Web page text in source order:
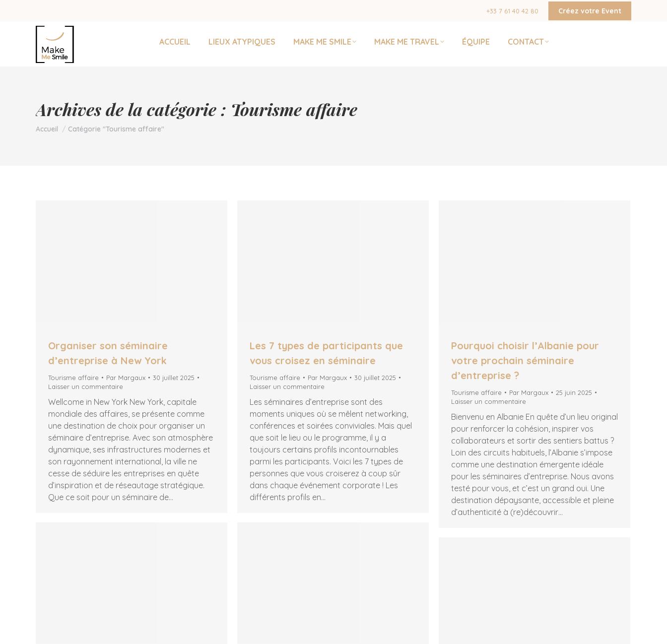
+33 7 61 40 42 80 Créez votre Event
ACCUEIL LIEUX ATYPIQUES MAKE ME SMILE MAKE ME TRAVEL ÉQUIPE CONTACT
Archives de la catégorie : Tourisme affaire
Vous êtes ici :
Accueil Catégorie "Tourisme affaire"
Organiser son séminaire
d’entreprise à New York
Tourisme affaire Par Margaux
30 juillet 2025
Laisser un commentaire
Wellcome in New York New York, capitale
mondiale des affaires, se présente comme
une destination de choix pour organiser un
séminaire d’entreprise. Avec son atmosphère
dynamique, ses infrastructures modernes et
son rayonnement international, la ville ne
cesse de séduire les entreprises en quête
d’inspiration et de réseautage stratégique.
Que ce soit pour un séminaire de…
Les 7 types de participants que
vous croisez en séminaire
Tourisme affaire Par Margaux
30 juillet 2025
Laisser un commentaire
Les séminaires d’entreprise sont des
moments uniques où se mêlent networking,
conférences et soirées conviviales. Mais quel
que soit le lieu ou le programme, il y a
toujours certains profils incontournables
parmi les participants. Voici les 7 types de
personnes que vous croiserez à coup sûr
dans chaque événement corporate ! Les
différents profils en…
Pourquoi choisir l’Albanie pour
votre prochain séminaire
d’entreprise ?
Tourisme affaire Par Margaux
25 juin 2025
Laisser un commentaire
Bienvenu en Albanie En quête d’un lieu original
pour renforcer la cohésion, inspirer vos
collaborateurs et sortir des sentiers battus ?
Loin des circuits habituels, l’Albanie s’impose
comme une destination émergente idéale
pour les séminaires d’entreprise. Nous avons
testé pour vous, et c’est un grand oui. Une
destination dépaysante, accessible et pleine
d’authenticité à (re)découvrir…